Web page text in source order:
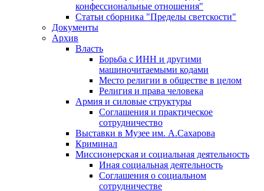
конфессиональные отношения"
Статьи сборника "Пределы светскости"
Документы
Архив
Власть
Борьба с ИНН и другими
машиночитаемыми кодами
Место религии в обществе в целом
Религия и права человека
Армия и силовые структуры
Соглашения и практическое
сотрудничество
Выставки в Музее им. А.Сахарова
Криминал
Миссионерская и социальная деятельность
Иная социальная деятельность
Соглашения о социальном
сотрудничестве